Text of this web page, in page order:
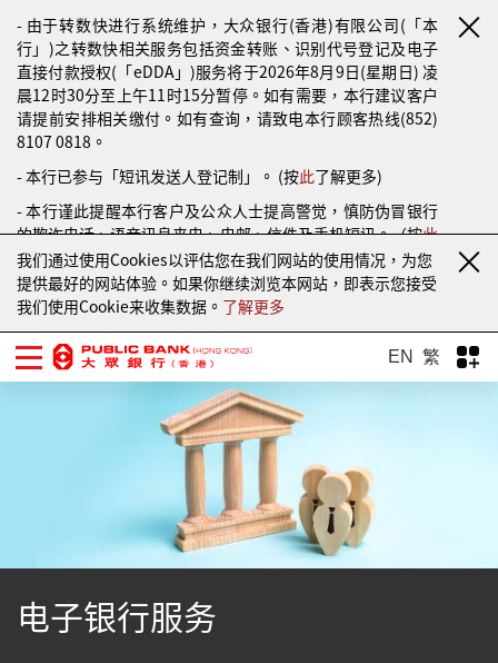
- 由于转数快进行系统维护，大众银行(香港)有限公司(「本
行」)之转数快相关服务包括资金转账、识别代号登记及电子
直接付款授权(「eDDA」)服务将于2026年8月9日(星期日) 凌
晨12时30分至上午11时15分暂停。如有需要，本行建议客户
请提前安排相关缴付。如有查询，请致电本行顾客热线(852)
8107 0818。
- 本行已参与「短讯发送人登记制」。 (按此了解更多)
- 本行谨此提醒本行客户及公众人士提高警觉，慎防伪冒银行
的欺诈电话、语音讯息来电、电邮、信件及手机短讯。（按此
了解更多）
我们通过使用Cookies以评估您在我们网站的使用情况，为您
提供最好的网站体验。如果你继续浏览本网站，即表示您接受
我们使用Cookie来收集数据。 了解更多
EN 繁
电子银行服务